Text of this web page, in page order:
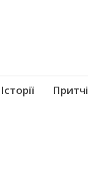
Історії Притчі